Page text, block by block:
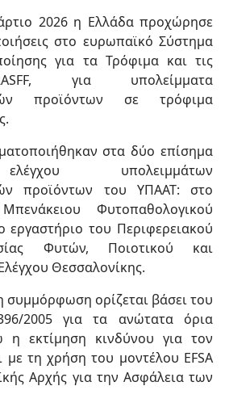
2026 η Ελλάδα προχώρησε
στο ευρωπαϊκό Σύστημα
για τα Τρόφιμα και τις
για υπολείμματα
προϊόντων σε τρόφιμα
στα δύο επίσημα
υπολειμμάτων
προϊόντων του ΥΠΑΑΤ: στο
Φυτοπαθολογικού
εργαστήριο του Περιφερειακού
Φυτών, Ποιοτικού και
Θεσσαλονίκης.
ορίζεται βάσει του
2005 για τα ανώτατα όρια
η εκτίμηση κινδύνου για τον
με τη χρήση του μοντέλου EFSA
Αρχής για την Ασφάλεια των